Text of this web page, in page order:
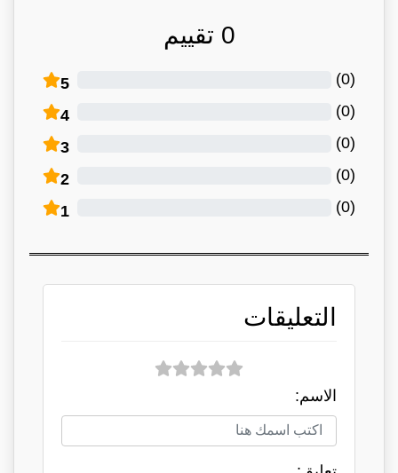
0 تقييم
5 (
0
)
4 (
0
)
3 (
0
)
2 (
0
)
1 (
0
)
التعليقات
الاسم: